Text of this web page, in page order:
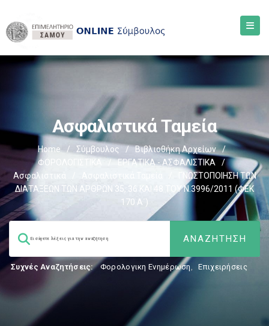
Ασφαλιστικά Ταμεία
Home / Σύμβουλος / Βιβλιοθήκη Αρχείων
/
ΦΟΡΟΛΟΓΙΣΤΙΚΑ
/ ΕΡΓΑΤΙΚΑ - ΑΣΦΑΛΙΣΤΙΚΑ
/
Ασφαλιστικά
Ασφαλιστικά Ταμεία
ΓΝΩΣΤΟΠΟΙΗΣΗ ΤΩΝ
ΔΙΑΤΑΞΕΩΝ ΤΩΝ ΑΡΘΡΩΝ 35, 36 ΚΑΙ 48 ΤΟΥ Ν.3996/2011 (ΦΕΚ
170 Α΄)
Συχνές Αναζητήσεις: Φορολογικη Ενημέρωση, Επιχειρήσεις